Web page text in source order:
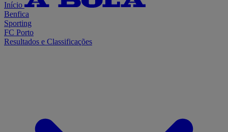
Início
Benfica
Sporting
FC Porto
Resultados e Classificações